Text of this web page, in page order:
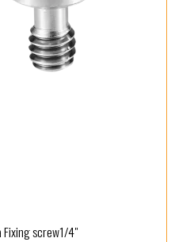
screw1/4"